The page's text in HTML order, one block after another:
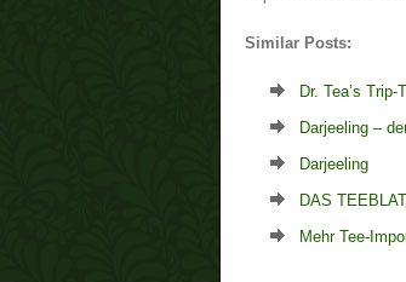
Similar Posts:
Dr. Tea’s
Darjeeling –
Darjeeling
DAS
Mehr Tee-